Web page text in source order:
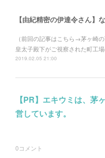
（前回の記事はこちら→茅ヶ崎の
皇太子殿下がご視察された町工
2019.02.05 21:00
【PR】エキウミは、茅
営しています。
0コメント